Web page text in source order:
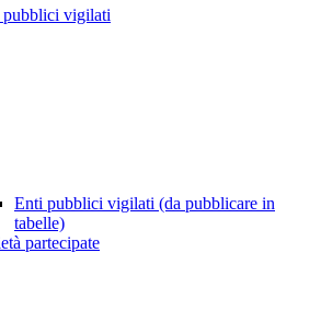
vigilati
Enti pubblici vigilati (da pubblicare in
tabelle)
partecipate